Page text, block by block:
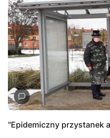
"Epidemiczny przystanek